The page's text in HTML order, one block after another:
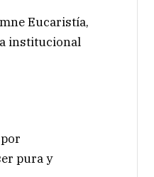
Eucaristía,
institucional
pura y